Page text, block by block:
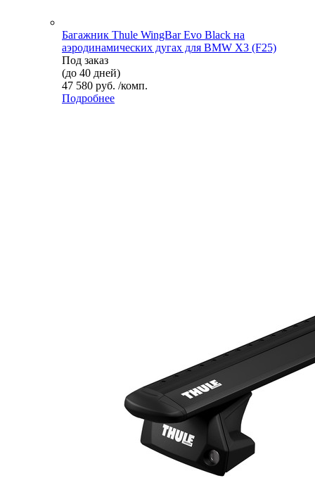
Багажник Thule WingBar Evo Black на
аэродинамических дугах для BMW X3 (F25)
Под заказ
(до 40 дней)
47 580 руб. /комп.
Подробнее